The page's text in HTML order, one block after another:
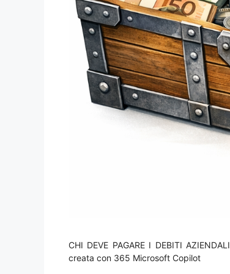
CHI DEVE PAGARE I DEBITI
creata con 365 Microsoft Copilot